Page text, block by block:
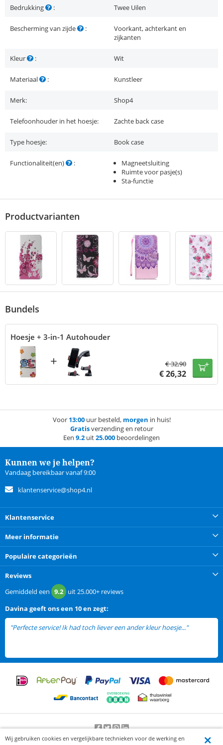
Bedrukking : Twee Uilen
Bescherming van zijde :
Voorkant, achterkant en
zijkanten
Kleur : Wit
Materiaal : Kunstleer
Merk: Shop4
Telefoonhouder in het hoesje: Zachte back case
Type hoesje: Book case
Functionaliteit(en) :
Magneetsluiting
Ruimte voor pasje(s)
Sta-functie
Productvarianten
Bundels
Hoesje + 3-in-1 Autohouder
+ €32,90
€26,32
Voor 13:00uur besteld, morgen in huis!
Gratisverzending en retour
Een 9.2 uit25.000 beoordelingen
Kunnen we je helpen?
Vandaag bereikbaar vanaf 9:00
klantenservice@shop4.nl
Klantenservice
Meer informatie
Populaire categorieën
Reviews
Gemiddeld een 9.2 uit25.000+ reviews
Davina geeft ons een 10 en zegt:
"Perfecte service! Ik had toch liever een ander kleur hoesje..."
Beoordeling door klanten:9.2/10-25000beoordelingen
Wij gebruiken cookies en vergelijkbare technieken voor de werking en